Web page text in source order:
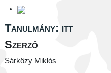
Tanulmány: itt
Szerző
Sárközy Miklós